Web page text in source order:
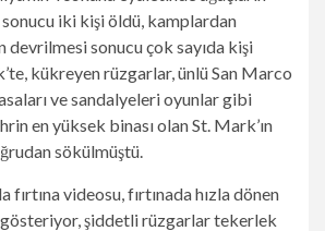
iki kişi öldü, kamplardan
devrilmesi sonucu çok sayıda kişi
kükreyen rüzgarlar, ünlü San Marco
ve sandalyeleri oyunlar gibi
en yüksek binası olan St. Mark’ın
sökülmüştü.
fırtına videosu, fırtınada hızla dönen
şiddetli rüzgarlar tekerlek